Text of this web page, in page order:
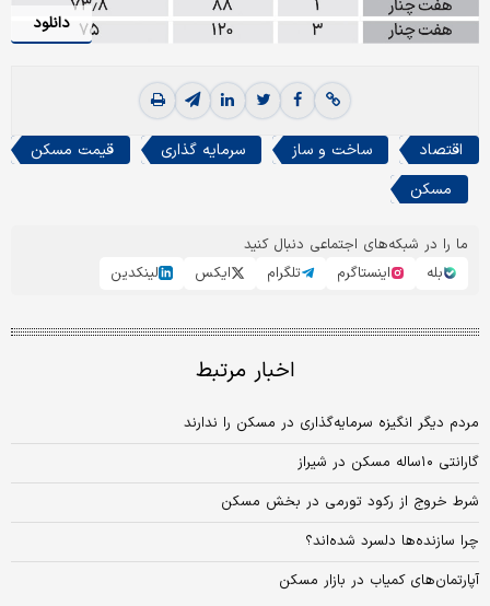
دانلود
اقتصاد ساخت و ساز سرمایه گذاری
قیمت مسکن
مسکن
ما را در شبکه‌های اجتماعی دنبال کنید
بله
اینستاگرم تلگرام ایکس لینکدین
اخبار مرتبط
مردم دیگر انگیزه سرمایه‌گذاری در مسکن را ندارند
گارانتی ۱۰ساله مسکن در شیراز
شرط خروج از رکود تورمی در بخش مسکن
چرا سازنده‏‏‌ها دلسرد شده‏‏‌اند؟
آپارتمان‌های کمیاب در بازار مسکن